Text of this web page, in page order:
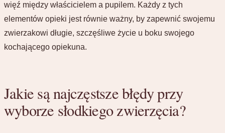
więź między właścicielem a pupilem. Każdy z tych
elementów opieki jest równie ważny, by zapewnić swojemu
zwierzakowi długie, szczęśliwe życie u boku swojego
kochającego opiekuna.
Jakie są najczęstsze błędy przy
wyborze słodkiego zwierzęcia?